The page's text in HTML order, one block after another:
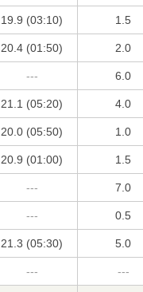
19.9 (03:10) 1.5
20.4 (01:50) 2.0
--- 6.0
21.1 (05:20) 4.0
20.0 (05:50) 1.0
20.9 (01:00) 1.5
--- 7.0
--- 0.5
21.3 (05:30) 5.0
--- ---